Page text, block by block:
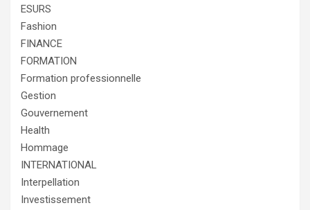
ESURS
Fashion
FINANCE
FORMATION
Formation professionnelle
Gestion
Gouvernement
Health
Hommage
INTERNATIONAL
Interpellation
Investissement